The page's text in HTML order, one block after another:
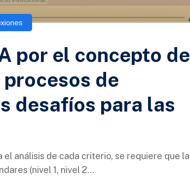
por el concepto de
procesos de
desafíos para las
el análisis de cada criterio, se requiere que la
(nivel 1, nivel 2...